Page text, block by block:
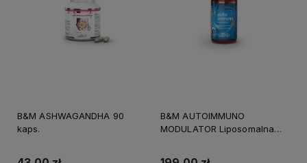
B&M ASHWAGANDHA 90
kaps.
B&M AUTOIMMUNO
MODULATOR Liposomalna